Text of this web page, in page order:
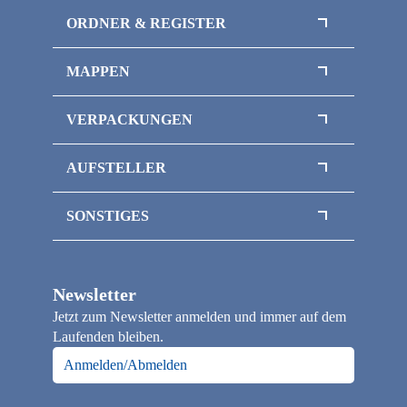
Das sind wir
Impressum
ORDNER & REGISTER
Register / Trennblätter
MAPPEN
Flipchart-Mappen
Sammelmappen / Magnetmappen
VERPACKUNGEN
Magnetboxen
Inlays / Schaumstoffeinlagen
Flaschenverpackungen
Faltschachteln
AUFSTELLER
Thekenaufsteller
SONSTIGES
Loseblattsammlung / Broschüre A4
Notizbücher
Kalender
Newsletter
Jetzt zum Newsletter anmelden und immer auf dem
Laufenden bleiben.
Anmelden/Abmelden